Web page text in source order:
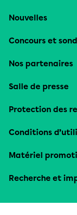
Nouvelles
Concours et
Nos partenaires
Salle de presse
Protection des
Conditions
Matériel
Recherche et